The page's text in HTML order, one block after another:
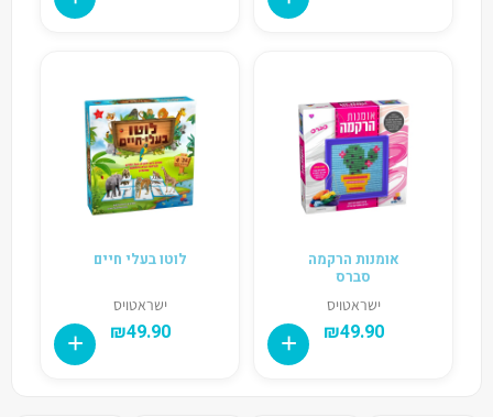
אומנות הרקמה
סברס
ישראטויס
₪49.90
לוטו בעלי חיים
ישראטויס
₪49.90